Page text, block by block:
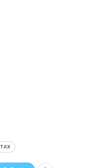
TAX